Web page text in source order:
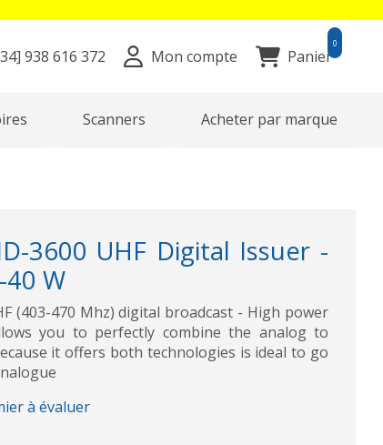
938 616 372 Mon compte Panier
0
Scanners Acheter par marque
3600 UHF Digital Issuer -
W
(403-470 Mhz) digital broadcast - High power
you to perfectly combine the analog to
it offers both technologies is ideal to go
à évaluer